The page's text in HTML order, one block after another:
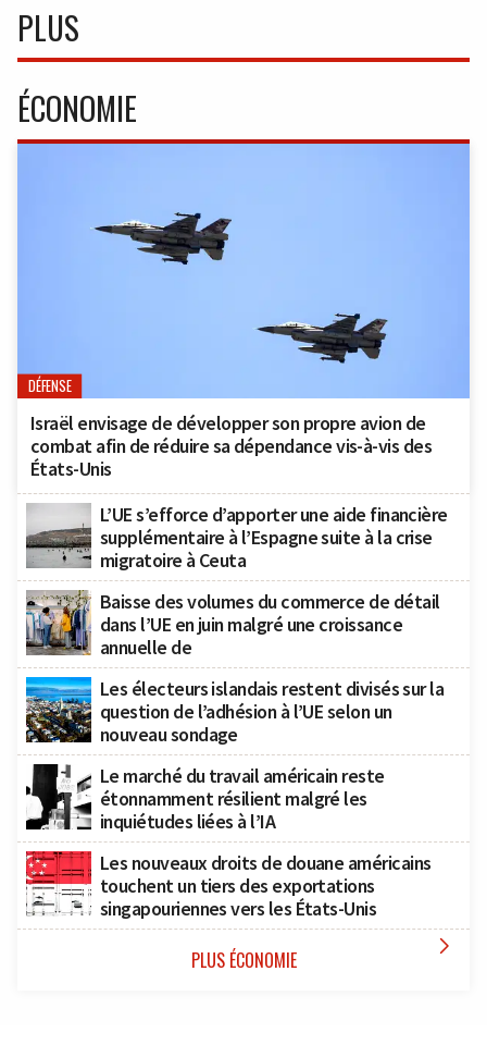
PLUS
ÉCONOMIE
DÉFENSE
Israël envisage de développer son propre avion de
combat afin de réduire sa dépendance vis-à-vis des
États-Unis
L’UE s’efforce d’apporter une aide financière
supplémentaire à l’Espagne suite à la crise
migratoire à Ceuta
Baisse des volumes du commerce de détail
dans l’UE en juin malgré une croissance
annuelle de
Les électeurs islandais restent divisés sur la
question de l’adhésion à l’UE selon un
nouveau sondage
Le marché du travail américain reste
étonnamment résilient malgré les
inquiétudes liées à l’IA
Les nouveaux droits de douane américains
touchent un tiers des exportations
singapouriennes vers les États-Unis
PLUS ÉCONOMIE 